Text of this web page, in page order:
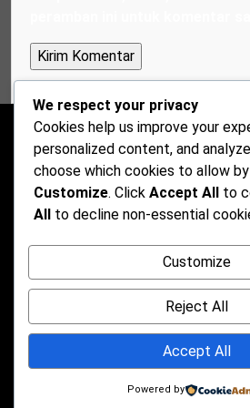
2026 © Darkmusic Blog Free
We respect your privacy
Cookies help us improve your
personalized content, and
choose which cookies to allow
Customize. Click Accept All to
All to decline non-essential
Customize
Reject All
Accept All
Powered by